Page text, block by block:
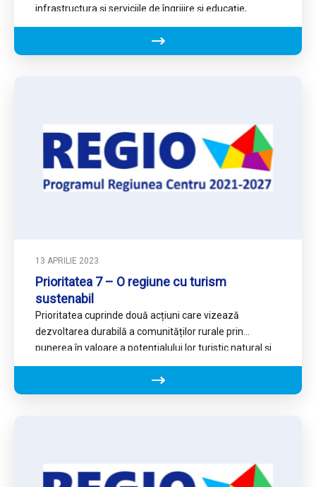
infrastructura și serviciile de îngrijire și educație,
asigurarea unei educații…
13 APRILIE 2023
Prioritatea 7 – O regiune cu turism
sustenabil
Prioritatea cuprinde două acțiuni care vizează
dezvoltarea durabilă a comunităților rurale prin
punerea în valoare a potențialului lor turistic natural și
cultural și creșterea incluziunii…